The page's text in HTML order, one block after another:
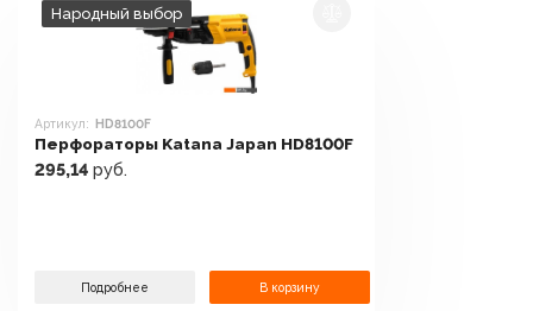
Артикул: HD8100F
Перфораторы Katana Japan HD8100F
295,14 руб.
Подробнее В корзину
Народный выбор